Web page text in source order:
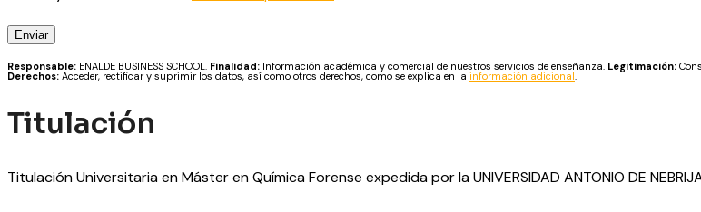
Responsable: ENALDE BUSINESS SCHOOL. Finalidad: Información académica y comercial de nuestros servicios de enseñanza. Legitimación:
Derechos: Acceder, rectificar y suprimir los datos, así como otros derechos, como se explica en la información adicional.
Titulación
Titulación Universitaria en Máster en Química Forense expedida por la UNIVERSIDAD ANTONIO DE